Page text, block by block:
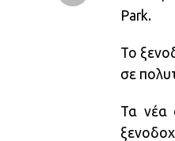
Park.
Το
σε
Τα νέα